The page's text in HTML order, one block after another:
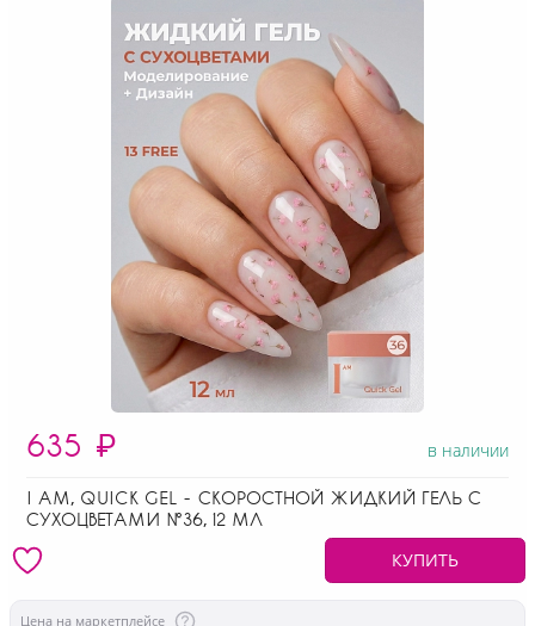
635 ₽ в наличии
I AM, QUICK GEL - СКОРОСТНОЙ ЖИДКИЙ ГЕЛЬ С
СУХОЦВЕТАМИ №36, 12 МЛ
КУПИТЬ
Цена на маркетплейсе